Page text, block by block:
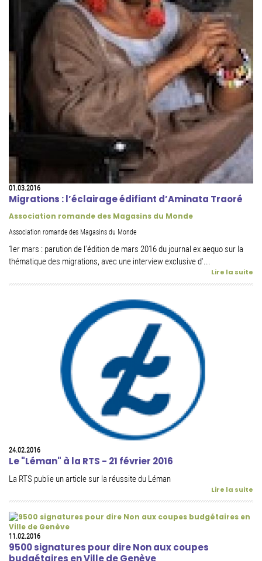
01.03.2016
Migrations : l’éclairage édifiant d’Aminata Traoré
Association romande des Magasins du Monde
Association romande des Magasins du Monde
1er mars : parution de l'édition de mars 2016 du journal ex aequo sur la
thématique des migrations, avec une interview exclusive d'...
Lire la suite
24.02.2016
Le "Léman" à la RTS - 21 février 2016
La RTS publie un article sur la réussite du Léman
Lire la suite
11.02.2016
9500 signatures pour dire Non aux coupes